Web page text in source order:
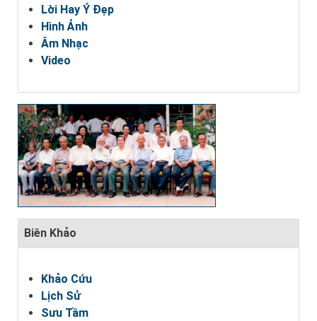
Lời Hay Ý Đẹp
Hình Ảnh
Âm Nhạc
Video
Biên Khảo
Khảo Cứu
Lịch Sử
Sưu Tầm